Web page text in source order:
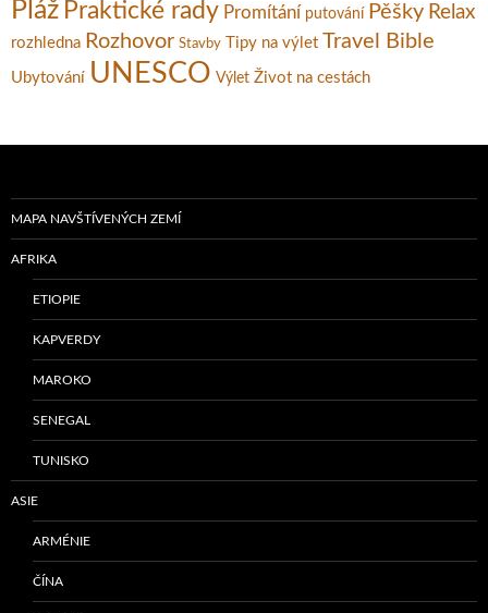
Pláž Praktické rady Promítání putování Pěšky Relax
rozhledna Rozhovor Stavby Tipy na výlet Travel Bible
Ubytování UNESCO Výlet Život na cestách
MAPA NAVŠTÍVENÝCH ZEMÍ
AFRIKA
ETIOPIE
KAPVERDY
MAROKO
SENEGAL
TUNISKO
ASIE
ARMÉNIE
ČÍNA